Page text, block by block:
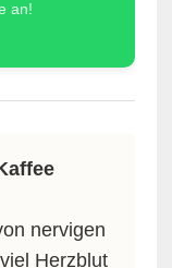
an!
nervigen
Herzblut